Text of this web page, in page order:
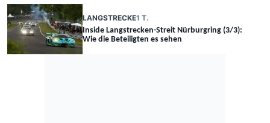
LANGSTRECKE1 T.
Inside Langstrecken-Streit Nürburgring (3/3):
Wie die Beteiligten es sehen